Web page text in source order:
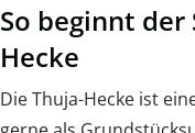
So beginnt
Hecke
Die Thuja-Hecke ist